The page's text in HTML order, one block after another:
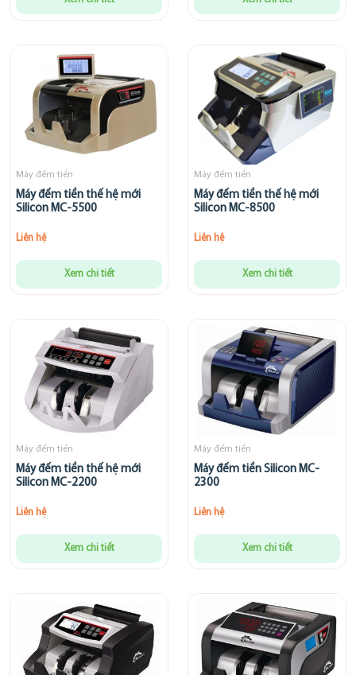
Máy đếm tiền
Máy đếm tiền thế hệ mới
Silicon MC-5500
Liên hệ
Xem chi tiết
Máy đếm tiền
Máy đếm tiền thế hệ mới
Silicon MC-8500
Liên hệ
Xem chi tiết
Máy đếm tiền
Máy đếm tiền thế hệ mới
Silicon MC-2200
Liên hệ
Xem chi tiết
Máy đếm tiền
Máy đếm tiền Silicon MC-
2300
Liên hệ
Xem chi tiết